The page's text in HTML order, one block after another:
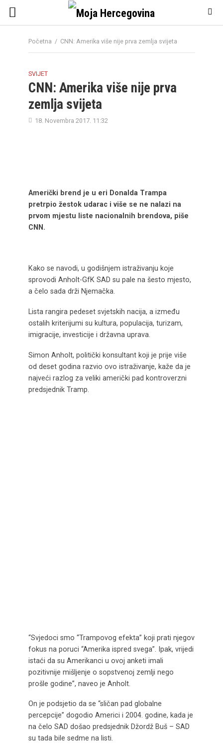
Početna / CNN: Amerika više nije prva zemlja svijeta
SVIJET
CNN: Amerika više nije prva
zemlja svijeta
18. Novembra 2017. 11:32
Američki brend je u eri Donalda Trampa
pretrpio žestok udarac i više se ne nalazi na
prvom mjestu liste nacionalnih brendova, piše
CNN.
Kako se navodi, u godišnjem istraživanju koje
sprovodi Anholt-GfK SAD su pale na šesto mjesto,
a čelo sada drži Njemačka.
Lista rangira pedeset svjetskih nacija, a između
ostalih kriterijumi su kultura, populacija, turizam,
imigracije, investicije i državna uprava.
Simon Anholt, politički konsultant koji je prije više
od deset godina razvio ovo istraživanje, kaže da je
najveći razlog za veliki američki pad kontroverzni
predsjednik Tramp.
“Svjedoci smo “Trampovog efekta” koji prati njegov
fokus na poruci “Amerika ispred svega”. Ipak, vrijedi
istaći da su Amerikanci u ovoj anketi imali
pozitivnije mišljenje o sopstvenoj zemlji nego
prošle godine”, naveo je Anholt.
On je podsjetio da se “sličan pad globalne
percepcije” dogodio Americi i 2004. godine, kada je
na čelo SAD došao predsjednik Džordž Buš – SAD
su tada bile sedme na listi.